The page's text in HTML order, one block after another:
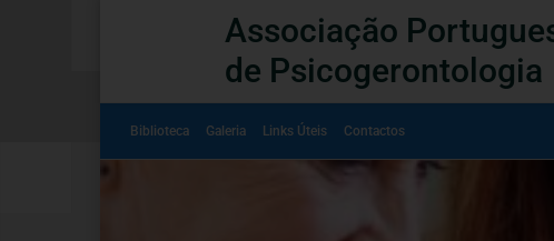
Associação
de Psicogerontologia
Biblioteca Galeria Links Úteis Contactos